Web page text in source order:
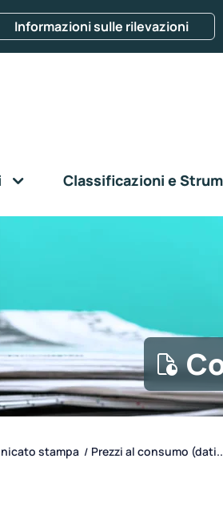
Informazioni sulle rilevazioni
Classificazioni e
stampa / Prezzi al consumo